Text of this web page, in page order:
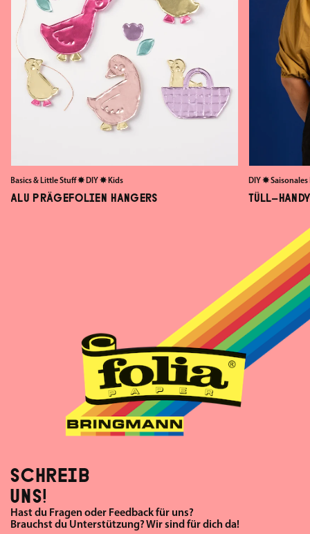
Basics & Little Stuff✸ DIY✸ Kids
ALU PRÄGEFOLIEN HANGERS
DIY✸
TÜLL-
SCHREIB
UNS!
Hast du Fragen oder Feedback für uns?
Brauchst du Unterstützung? Wir sind für dich da!